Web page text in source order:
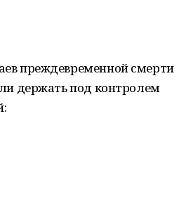
преждевременной смерти
держать под контролем